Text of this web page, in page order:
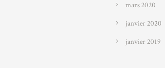
mars 2020
janvier 2020
janvier 2019